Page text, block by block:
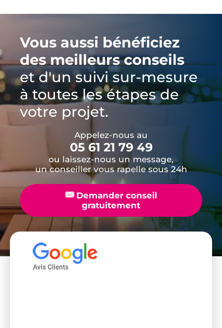
Vous aussi bénéficiez
des meilleurs conseils
et d'un suivi sur-mesure
à toutes les étapes de
votre projet.
Appelez-nous au
05 61 21 79 49
ou laissez-nous un message,
un conseiller vous rapelle sous 24h
📧Demander conseil
gratuitement